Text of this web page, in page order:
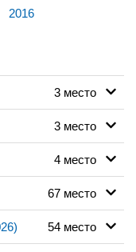
2016
3 место
3 место
4 место
67 место
54 место